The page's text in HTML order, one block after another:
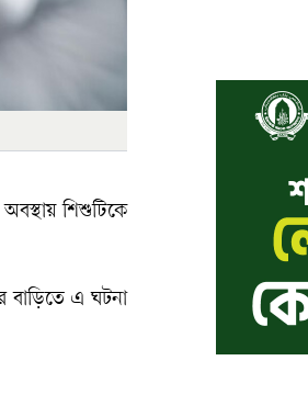
শিশুটিকে
বাড়িতে এ ঘটনা